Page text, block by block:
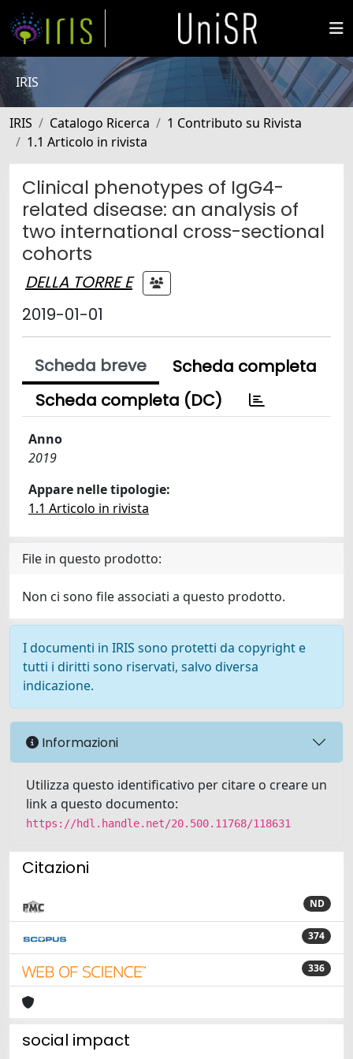
IRIS
IRIS Catalogo Ricerca
1 Contributo su Rivista
1.1 Articolo in rivista
Clinical phenotypes of IgG4-
related disease: an analysis of
two international cross-sectional
cohorts
DELLA TORRE E
2019-01-01
Scheda breve
Scheda completa
Scheda completa (DC)
Anno
2019
Appare nelle tipologie:
1.1 Articolo in rivista
File in questo prodotto:
Non ci sono file associati a questo prodotto.
I documenti in IRIS sono protetti da copyright e
tutti i diritti sono riservati, salvo diversa
indicazione.
Informazioni
Utilizza questo identificativo per citare o creare un
link a questo documento:
https://hdl.handle.net/20.500.11768/118631
Citazioni
ND
374
336
social impact